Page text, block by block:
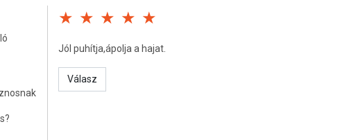
szolgál. A termék nem gyógyít betegségeket. A termék nem
Betegség esetén konzultáljon orvosával! Kerülje a szembejutást.
mennyiséget! Ne használja irritált vagy sérült bőrön! Ne használja, ha
allergiás vagy érzékeny! Ha bőrirritáció lép fel, hagyja abba a
távol tartandó.
Jól puhítja,ápolja a hajat.
Válasz